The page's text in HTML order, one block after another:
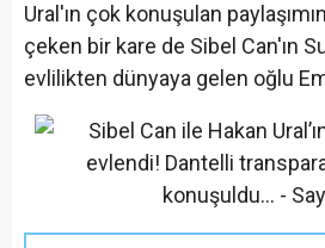
Ural'ın çok konuşulan
çeken bir kare de Sibel Can'ın
evlilikten dünyaya gelen oğlu